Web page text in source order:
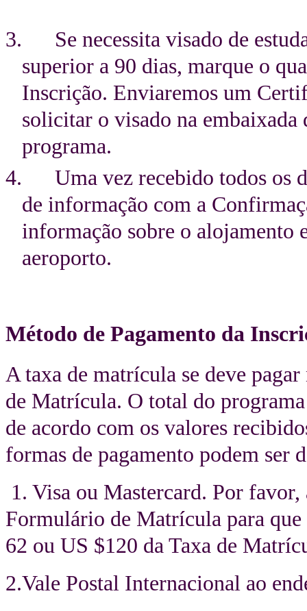
3. Se necessita visado de
superior a 90 dias, marque o
Inscrição. Enviaremos um
solicitar o visado na
programa.
4. Uma vez recebido todos os
de informação com a
informação sobre o alojamento
aeroporto.
Método de Pagamento da
A taxa de matrícula se deve
de Matrícula. O total do
de acordo com os valores
formas de pagamento podem ser
1. Visa ou Mastercard. Por
Formulário de Matrícula para que
62 ou US $120 da Taxa de
2.Vale Postal Internacional ao